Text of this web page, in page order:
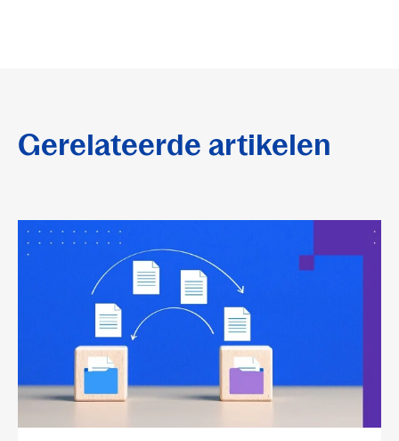
Gerelateerde artikelen